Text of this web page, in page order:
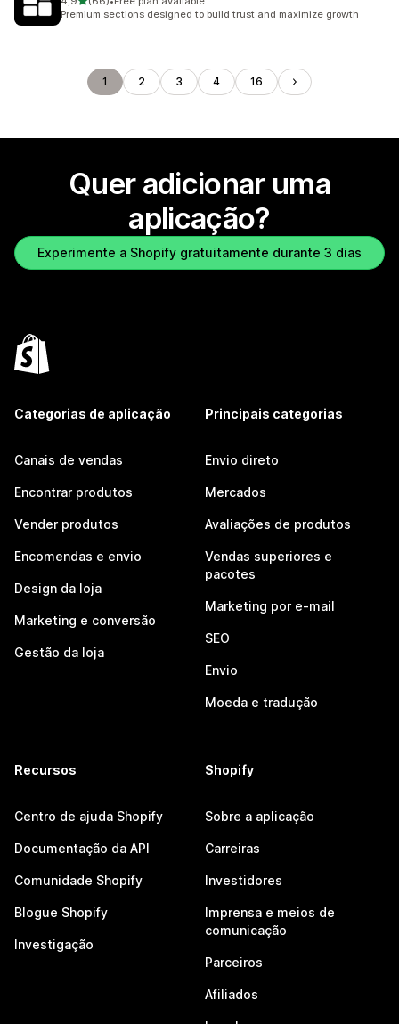
66 total de avaliações
Premium sections designed to build trust and maximize growth
1 2 3 4 16
Quer adicionar uma
aplicação?
Experimente a Shopify gratuitamente durante 3 dias
Categorias de aplicação
Canais de vendas
Encontrar produtos
Vender produtos
Encomendas e envio
Design da loja
Marketing e conversão
Gestão da loja
Principais categorias
Envio direto
Mercados
Avaliações de produtos
Vendas superiores e
pacotes
Marketing por e-mail
SEO
Envio
Moeda e tradução
Recursos
Centro de ajuda Shopify
Documentação da API
Comunidade Shopify
Blogue Shopify
Investigação
Shopify
Sobre a aplicação
Carreiras
Investidores
Imprensa e meios de
comunicação
Parceiros
Afiliados